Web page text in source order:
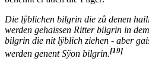
Die lÿblichen bilgrin die zů denen
werden gehaissen Ritter bilgrin in
bilgrin die nit lÿblich ziehen - aber
werden genent Sÿon bilgrin.[19]